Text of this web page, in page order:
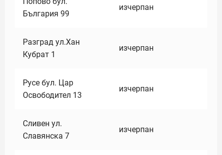
България 99
изчерпан
Разград ул.Хан
Кубрат 1
изчерпан
Русе бул. Цар
Освободител 13
изчерпан
Сливен ул.
Славянска 7
изчерпан